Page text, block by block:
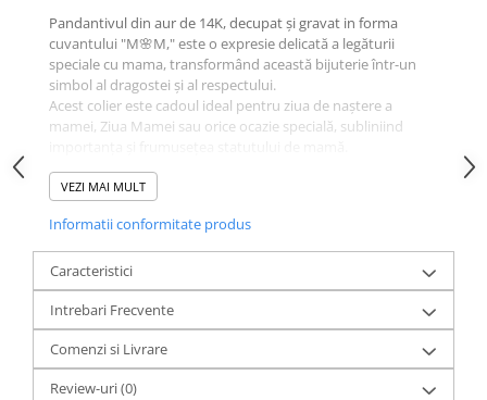
Pandantivul din aur de 14K, decupat și gravat in forma
cuvantului "M🌸M," este o expresie delicată a legăturii
speciale cu mama, transformând această bijuterie într-un
simbol al dragostei și al respectului.
Acest colier este cadoul ideal pentru ziua de naștere a
mamei, Ziua Mamei sau orice ocazie specială, subliniind
Ambalajul premium în care este livrat îl face pregătit pentru
mamei tale un cadou unic și emoționant, care să îi
amintească de iubirea necondiționată pe care o merită.
Alege colierul "M🌸M" pentru a aduce un zâmbet pe chipul
celei mai dragi femei din viața ta!
VEZI MAI MULT
Informatii conformitate produs
Caracteristici
Intrebari Frecvente
Comenzi si Livrare
Review-uri(0)